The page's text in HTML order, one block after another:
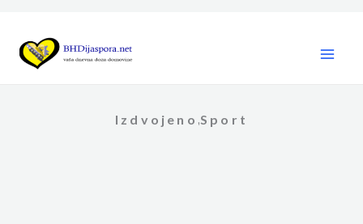
content
Izdvojeno ,Sport